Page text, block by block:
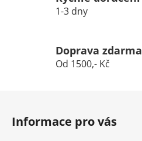
1-3 dny
Doprava zdarma
Od 1500,- Kč
Informace pro vás